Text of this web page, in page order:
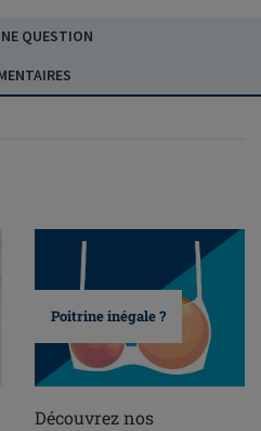
QUESTION
Poitrine inégale ?
Découvrez nos